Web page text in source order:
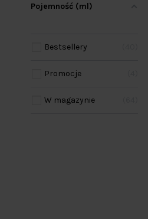
Pojemność (ml)
Bestsellery
Promocje
W magazynie